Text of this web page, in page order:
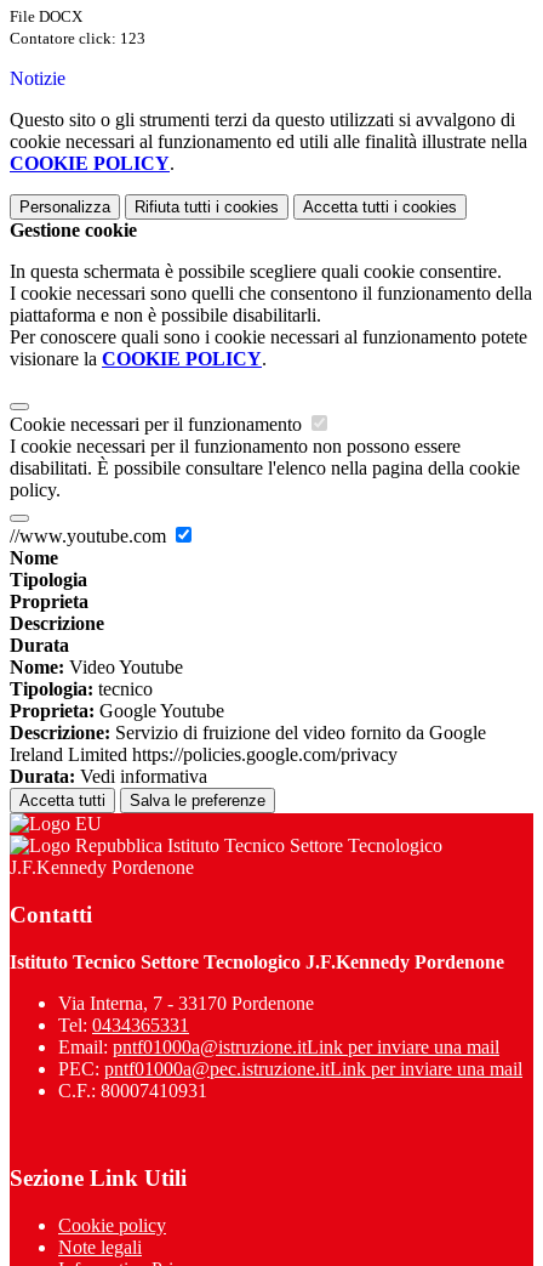
File DOCX
Contatore click: 123
Notizie
Questo sito o gli strumenti terzi da questo utilizzati si avvalgono di
cookie necessari al funzionamento ed utili alle finalità illustrate nella
COOKIE POLICY.
Personalizza Rifiuta tutti i cookies Accetta tutti i cookies
Gestione cookie
In questa schermata è possibile scegliere quali cookie consentire.
I cookie necessari sono quelli che consentono il funzionamento della
piattaforma e non è possibile disabilitarli.
Per conoscere quali sono i cookie necessari al funzionamento potete
visionare la COOKIE POLICY.
Cookie necessari per il funzionamento
I cookie necessari per il funzionamento non possono essere
disabilitati. È possibile consultare l'elenco nella pagina della cookie
policy.
//www.youtube.com
Nome
Tipologia
Proprieta
Descrizione
Durata
Nome: Video Youtube
Tipologia: tecnico
Proprieta: Google Youtube
Descrizione: Servizio di fruizione del video fornito da Google
Ireland Limited https://policies.google.com/privacy
Durata: Vedi informativa
Accetta tutti Salva le preferenze
Istituto Tecnico Settore Tecnologico
J.F.Kennedy Pordenone
Contatti
Istituto Tecnico Settore Tecnologico J.F.Kennedy Pordenone
Via Interna, 7 - 33170 Pordenone
Tel: 0434365331
Email: pntf01000a@istruzione.itLink per inviare una mail
PEC: pntf01000a@pec.istruzione.itLink per inviare una mail
C.F.: 80007410931
Sezione Link Utili
Cookie policy
Note legali